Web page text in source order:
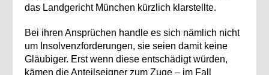
das Landgericht München kürzlich klarstellte.
Bei ihren Ansprüchen handle es sich nämlich nicht
um Insolvenzforderungen, sie seien damit keine
Gläubiger. Erst wenn diese entschädigt würden,
kämen die Anteilseigner zum Zuge – im Fall